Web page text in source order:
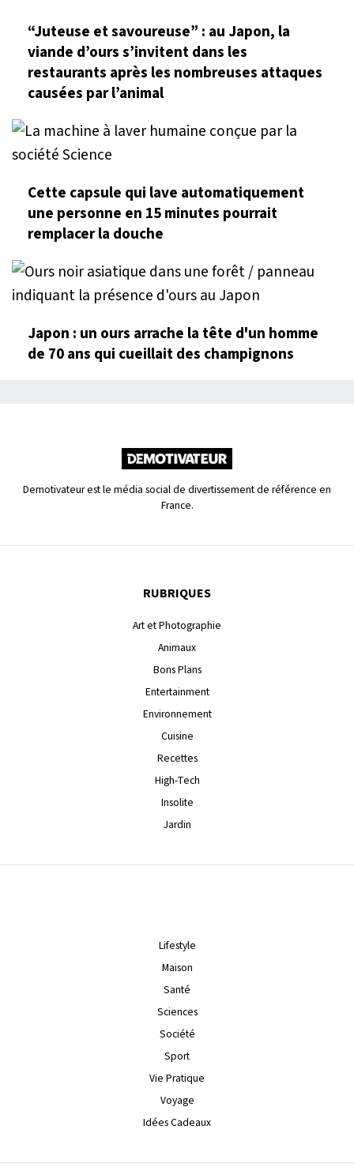
“Juteuse et savoureuse” : au Japon, la
viande d’ours s’invitent dans les
restaurants après les nombreuses attaques
causées par l’animal
Cette capsule qui lave automatiquement
une personne en 15 minutes pourrait
remplacer la douche
Japon : un ours arrache la tête d'un homme
de 70 ans qui cueillait des champignons
Demotivateur est le média social de divertissement de référence en
France.
RUBRIQUES
Art et Photographie
Animaux
Bons Plans
Entertainment
Environnement
Cuisine
Recettes
High-Tech
Insolite
Jardin
Lifestyle
Maison
Santé
Sciences
Société
Sport
Vie Pratique
Voyage
Idées Cadeaux